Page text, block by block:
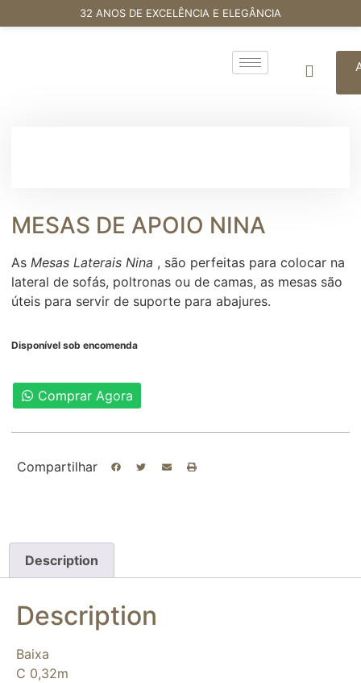
32 ANOS DE EXCELÊNCIA E ELEGÂNCIA
MESAS DE APOIO NINA
As Mesas Laterais Nina , são perfeitas para colocar na
lateral de sofás, poltronas ou de camas, as mesas são
úteis para servir de suporte para abajures.
Disponível sob encomenda
Comprar Agora
Compartilhar
Description
Description
Baixa
C 0,32m